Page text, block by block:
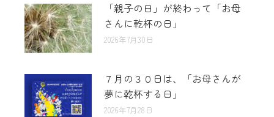
「親子の日」が終わって「お母
さんに乾杯の日」
2026年7月30日
７月の３０日は、「お母さんが
夢に乾杯する日」
2026年7月28日